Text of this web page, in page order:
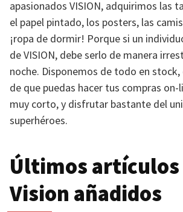
apasionados VISION, adquirimos las
el papel pintado, los posters, las
¡ropa de dormir! Porque si un
deVISION, debe serlo de manera
noche. Disponemos de todo en
de que puedas hacer tus compras
muy corto, y disfrutar bastante del
superhéroes.
Últimos artículos
Vision añadidos